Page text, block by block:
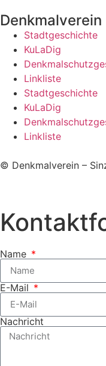
Denkmalverein
Stadtgeschichte
KuLaDig
Linkliste
Stadtgeschichte
KuLaDig
Linkliste
© Denkmalverein –
Name
E-Mail
Nachricht